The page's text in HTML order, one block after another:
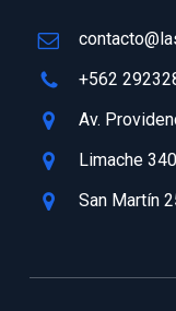
+562
Av.
Limache
San Martín